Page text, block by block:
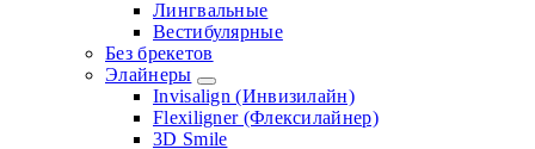
Лингвальные
Вестибулярные
Без брекетов
Элайнеры
Invisalign (Инвизилайн)
Flexiligner (Флексилайнер)
3D Smile